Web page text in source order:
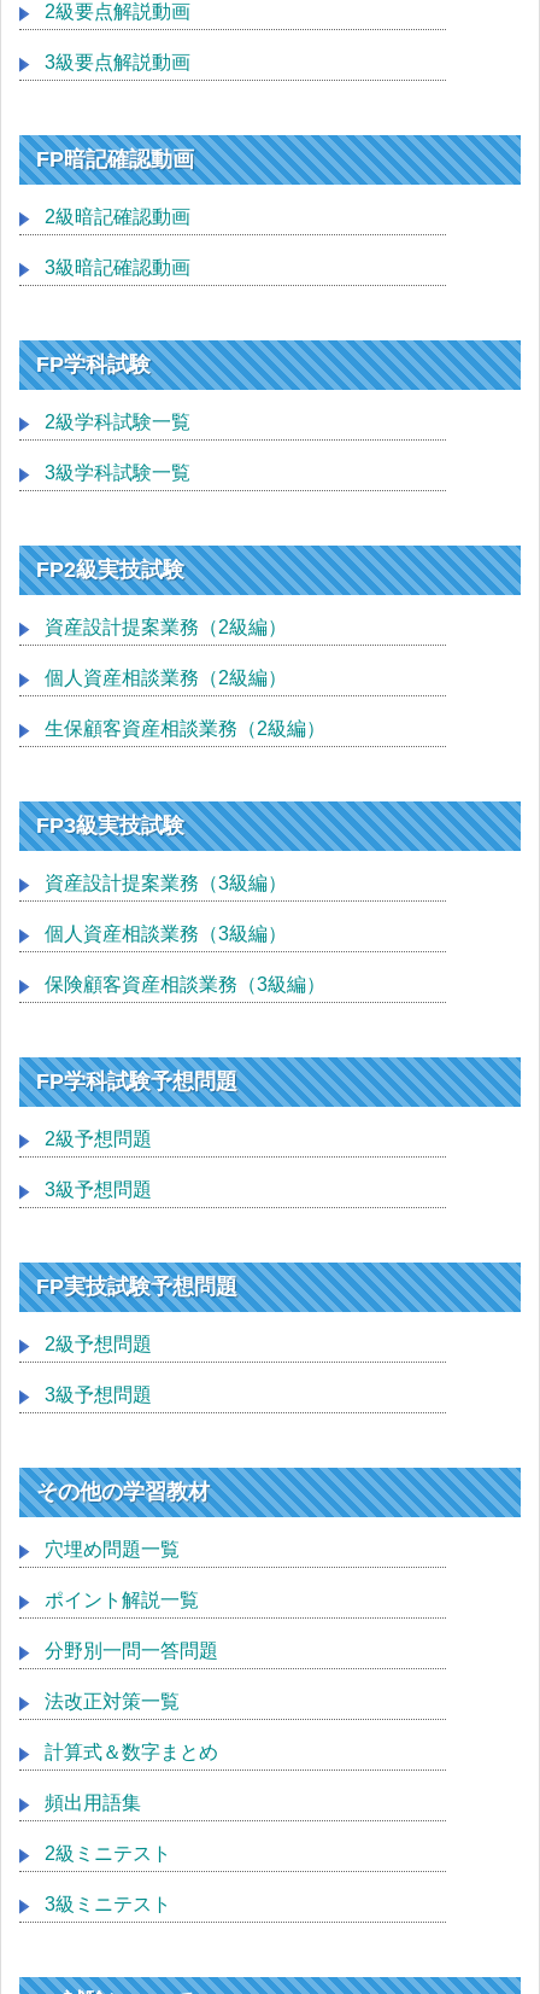
2級要点解説動画
3級要点解説動画
FP暗記確認動画
2級暗記確認動画
3級暗記確認動画
FP学科試験
2級学科試験一覧
3級学科試験一覧
FP2級実技試験
資産設計提案業務（2級編）
個人資産相談業務（2級編）
生保顧客資産相談業務（2級編）
FP3級実技試験
資産設計提案業務（3級編）
個人資産相談業務（3級編）
保険顧客資産相談業務（3級編）
FP学科試験予想問題
2級予想問題
3級予想問題
FP実技試験予想問題
2級予想問題
3級予想問題
その他の学習教材
穴埋め問題一覧
ポイント解説一覧
分野別一問一答問題
法改正対策一覧
計算式＆数字まとめ
頻出用語集
2級ミニテスト
3級ミニテスト